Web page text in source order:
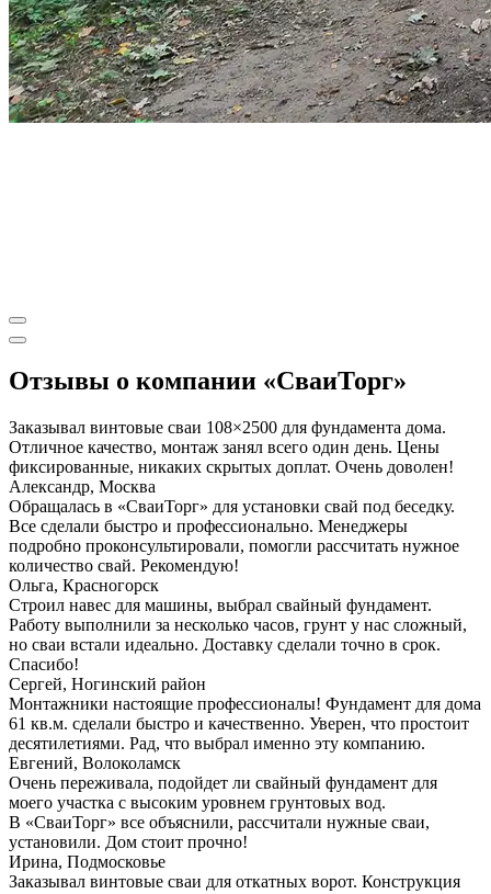
Отзывы о компании «СваиТорг»
Заказывал винтовые сваи 108×2500 для фундамента дома.
Отличное качество, монтаж занял всего один день. Цены
фиксированные, никаких скрытых доплат. Очень доволен!
Александр, Москва
Обращалась в «СваиТорг» для установки свай под беседку.
Все сделали быстро и профессионально. Менеджеры
подробно проконсультировали, помогли рассчитать нужное
количество свай. Рекомендую!
Ольга, Красногорск
Строил навес для машины, выбрал свайный фундамент.
Работу выполнили за несколько часов, грунт у нас сложный,
но сваи встали идеально. Доставку сделали точно в срок.
Спасибо!
Сергей, Ногинский район
Монтажники настоящие профессионалы! Фундамент для дома
61 кв.м. сделали быстро и качественно. Уверен, что простоит
десятилетиями. Рад, что выбрал именно эту компанию.
Евгений, Волоколамск
Очень переживала, подойдет ли свайный фундамент для
моего участка с высоким уровнем грунтовых вод.
В «СваиТорг» все объяснили, рассчитали нужные сваи,
установили. Дом стоит прочно!
Ирина, Подмосковье
Заказывал винтовые сваи для откатных ворот. Конструкция